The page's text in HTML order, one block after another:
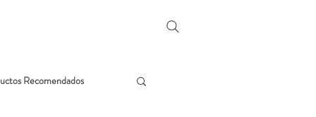
Recomendados